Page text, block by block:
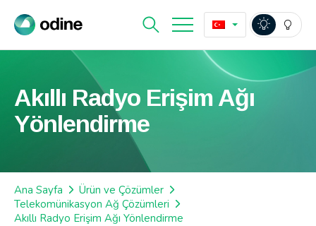
Akıllı Radyo Erişim Ağı
Yönlendirme
Ana Sayfa
Ürün ve Çözümler
Telekomünikasyon Ağ Çözümleri
Akıllı Radyo Erişim Ağı Yönlendirme